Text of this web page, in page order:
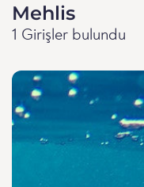
Mehlis
1 Girişler bulundu